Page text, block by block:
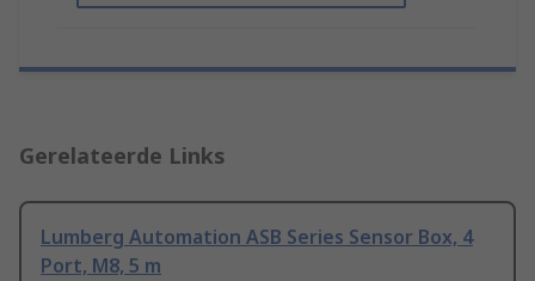
Gerelateerde Links
Lumberg Automation ASB Series Sensor Box, 4
Port, M8, 5 m